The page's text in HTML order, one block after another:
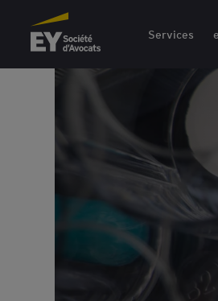
EY Société d'Avocats
Services